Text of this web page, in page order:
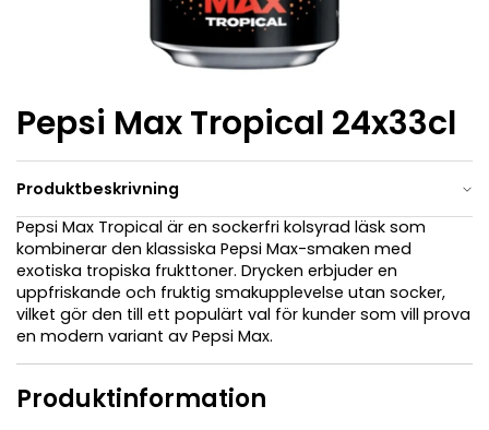
Pepsi Max Tropical 24x33cl
Produktbeskrivning
Pepsi Max Tropical är en sockerfri kolsyrad läsk som
kombinerar den klassiska Pepsi Max-smaken med
exotiska tropiska frukttoner. Drycken erbjuder en
uppfriskande och fruktig smakupplevelse utan socker,
vilket gör den till ett populärt val för kunder som vill prova
en modern variant av Pepsi Max.
Produktinformation